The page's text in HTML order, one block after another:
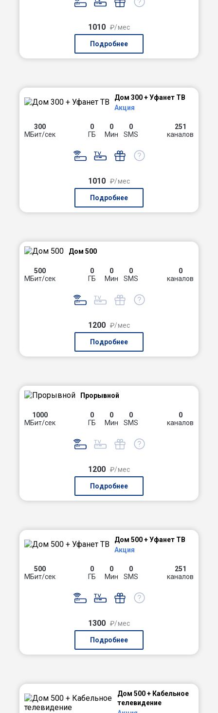
1010 ₽/мес
Подробнее
Дом 300 + Уфанет ТВ
Акция
300
МБит/сек
0
ГБ
0
Мин
0
SMS
251
каналов
1010 ₽/мес
Подробнее
Дом 500
500
МБит/сек
0
ГБ
0
Мин
0
SMS
0
каналов
1200 ₽/мес
Подробнее
Прорывной
1000
МБит/сек
0
ГБ
0
Мин
0
SMS
0
каналов
1200 ₽/мес
Подробнее
Дом 500 + Уфанет ТВ
Акция
500
МБит/сек
0
ГБ
0
Мин
0
SMS
251
каналов
1300 ₽/мес
Подробнее
Дом 500 + Кабельное
телевидение